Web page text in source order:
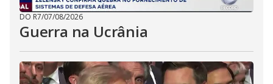
DO R7/07/08/2026
Guerra na Ucrânia